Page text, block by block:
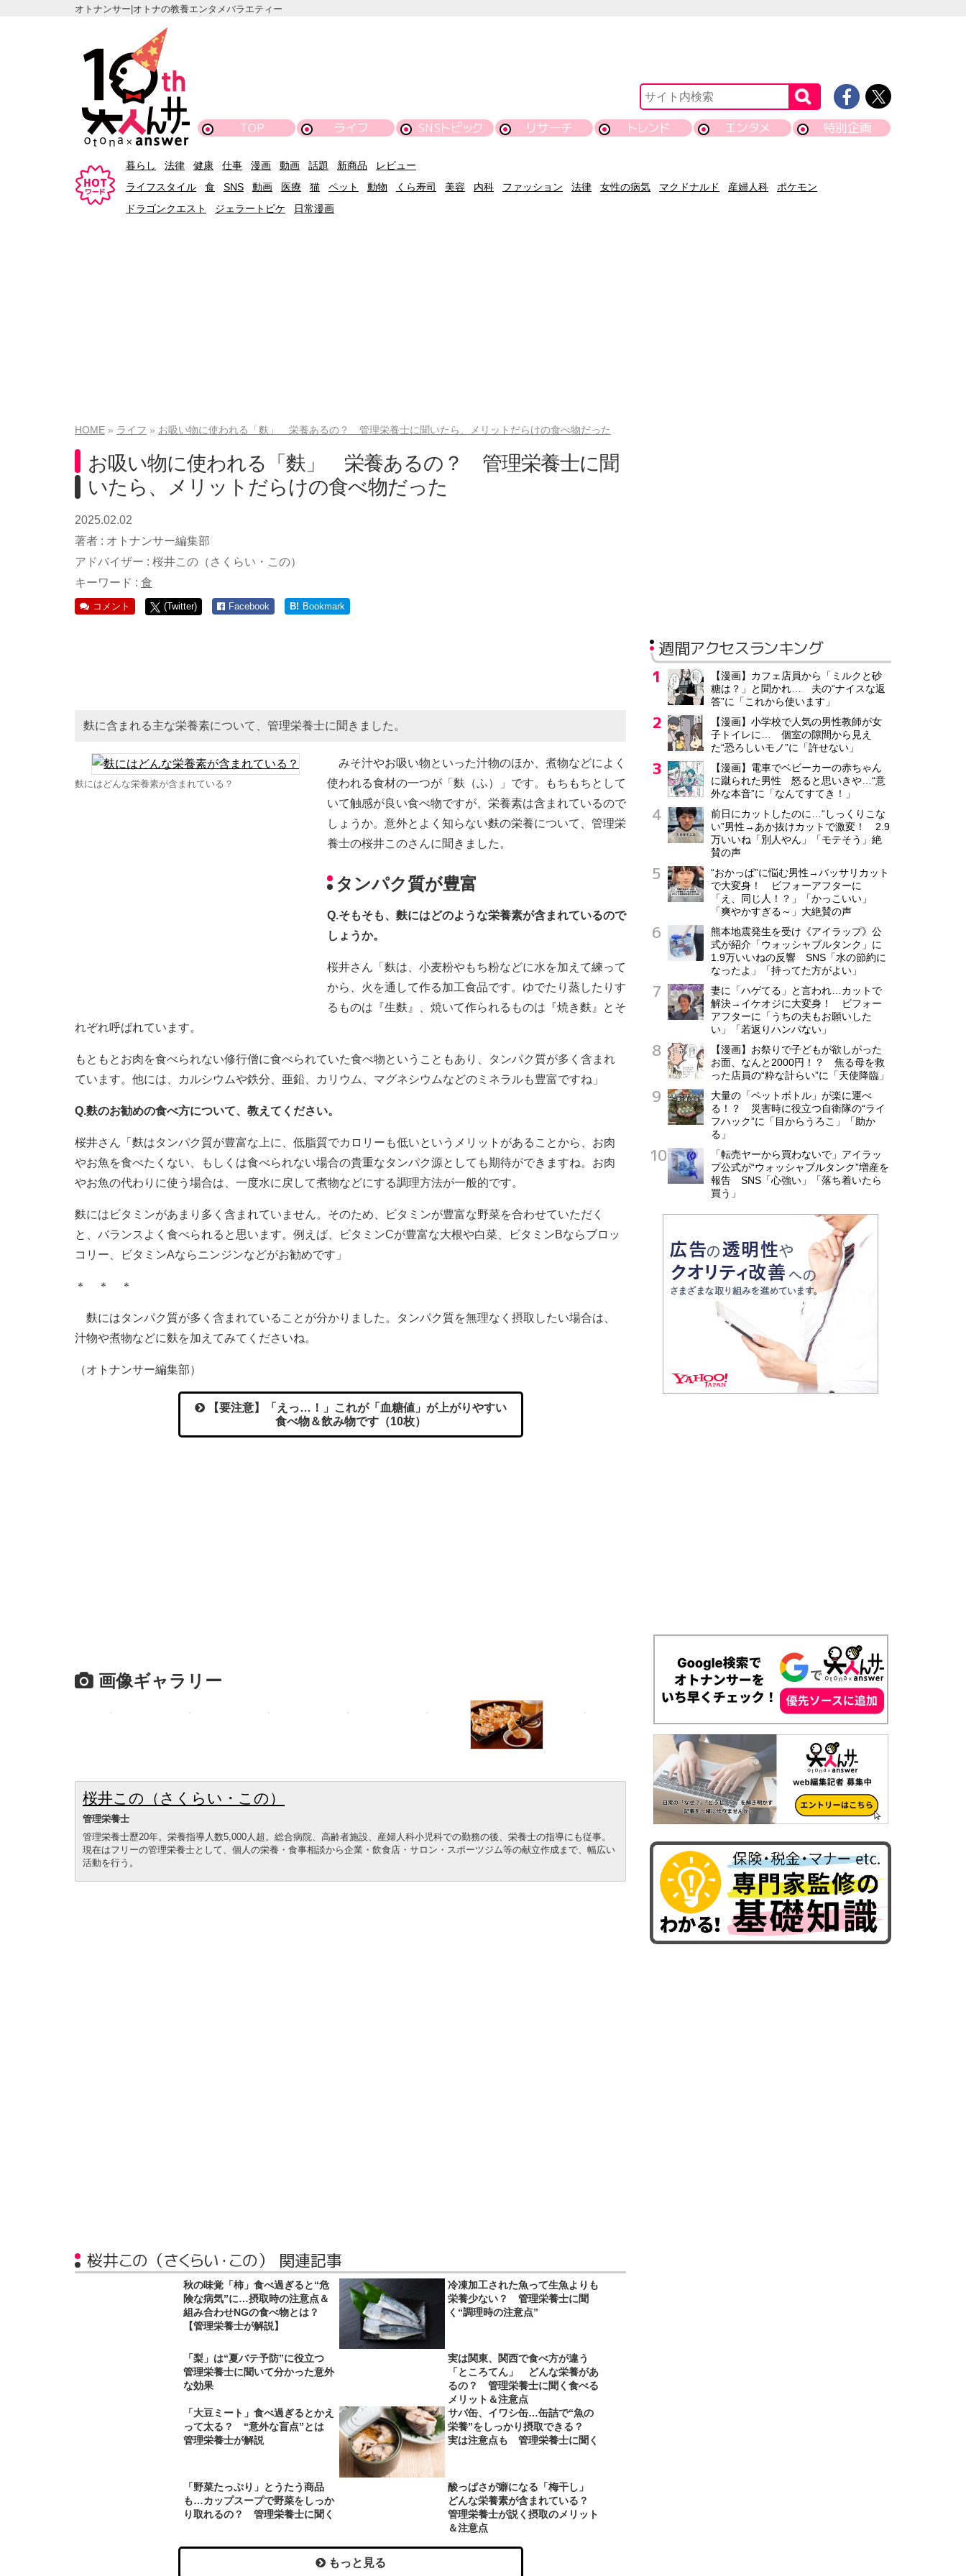
オトナンサー|オトナの教養エンタメバラエティー
TOP ライフ SNSトピック リサーチ トレンド エンタメ 特別企画
暮らし 法律 健康 仕事 漫画 動画 話題 新商品
レビュー
ライフスタイル
食 SNS 動画 医療 猫 ペット 動物 くら寿司 美容 内科 ファッション 法律 女性の病気 マクドナルド 産婦人科
ポケモン
ドラゴンクエスト
ジェラートピケ 日常漫画
HOME ライフ お吸い物に使われる「麩」 栄養あるの？ 管理栄養士に聞いたら、メリットだらけの食べ物だった
お吸い物に使われる「麩」 栄養あるの？ 管理栄養士に聞
いたら、メリットだらけの食べ物だった
2025.02.02
著者 : オトナンサー編集部
アドバイザー : 桜井この（さくらい・この）
キーワード : 食
コメント (Twitter) Facebook B! Bookmark
麩に含まれる主な栄養素について、管理栄養士に聞きました。
麩にはどんな栄養素が含まれている？
みそ汁やお吸い物といった汁物のほか、煮物などによく
使われる食材の一つが「麩（ふ）」です。もちもちとして
いて触感が良い食べ物ですが、栄養素は含まれているので
しょうか。意外とよく知らない麩の栄養について、管理栄
養士の桜井このさんに聞きました。
タンパク質が豊富
Q.そもそも、麩にはどのような栄養素が含まれているので
しょうか。
桜井さん「麩は、小麦粉やもち粉などに水を加えて練って
から、火を通して作る加工食品です。ゆでたり蒸したりす
るものは『生麩』、焼いて作られるものは『焼き麩』とそ
れぞれ呼ばれています。
もともとお肉を食べられない修行僧に食べられていた食べ物ということもあり、タンパク質が多く含まれ
ています。他には、カルシウムや鉄分、亜鉛、カリウム、マグネシウムなどのミネラルも豊富ですね」
Q.麩のお勧めの食べ方について、教えてください。
桜井さん「麩はタンパク質が豊富な上に、低脂質でカロリーも低いというメリットがあることから、お肉
やお魚を食べたくない、もしくは食べられない場合の貴重なタンパク源としても期待ができますね。お肉
やお魚の代わりに使う場合は、一度水に戻して煮物などにする調理方法が一般的です。
麩にはビタミンがあまり多く含まれていません。そのため、ビタミンが豊富な野菜を合わせていただく
と、バランスよく食べられると思います。例えば、ビタミンCが豊富な大根や白菜、ビタミンBならブロッ
コリー、ビタミンAならニンジンなどがお勧めです」
＊ ＊ ＊
麩にはタンパク質が多く含まれていることが分かりました。タンパク質を無理なく摂取したい場合は、
汁物や煮物などに麩を加えてみてくださいね。
（オトナンサー編集部）
【要注意】「えっ…！」これが「血糖値」が上がりやすい
食べ物＆飲み物です（10枚）
画像ギャラリー
桜井この（さくらい・この）
管理栄養士
管理栄養士歷20年。栄養指導人数5,000人超。総合病院、高齢者施設、産婦人科小児科での勤務の後、栄養士の指導にも従事。
現在はフリーの管理栄養士として、個人の栄養・食事相談から企業・飲食店・サロン・スポーツジム等の献立作成まで、幅広い
活動を行う。
桜井この（さくらい・この） 関連記事
秋の味覚「柿」食べ過ぎると“危
険な病気”に…摂取時の注意点＆
組み合わせNGの食べ物とは？
【管理栄養士が解説】
冷凍加工された魚って生魚よりも
栄養少ない？ 管理栄養士に聞
く“調理時の注意点”
「梨」は“夏バテ予防”に役立つ
管理栄養士に聞いて分かった意外
な効果
実は関東、関西で食べ方が違う
「ところてん」 どんな栄養があ
るの？ 管理栄養士に聞く食べる
メリット＆注意点
「大豆ミート」食べ過ぎるとかえ
って太る？ “意外な盲点”とは
管理栄養士が解説
サバ缶、イワシ缶…缶詰で“魚の
栄養”をしっかり摂取できる？
実は注意点も 管理栄養士に聞く
「野菜たっぷり」とうたう商品
も…カップスープで野菜をしっか
り取れるの？ 管理栄養士に聞く
酸っぱさが癖になる「梅干し」
どんな栄養素が含まれている？
管理栄養士が説く摂取のメリット
＆注意点
もっと見る
週間アクセスランキング
【漫画】カフェ店員から「ミルクと砂
糖は？」と聞かれ… 夫の“ナイスな返
答”に「これから使います」
【漫画】小学校で人気の男性教師が女
子トイレに… 個室の隙間から見え
た“恐ろしいモノ”に「許せない」
【漫画】電車でベビーカーの赤ちゃん
に蹴られた男性 怒ると思いきや…“意
外な本音”に「なんてすてき！」
前日にカットしたのに…“しっくりこな
い”男性→あか抜けカットで激変！ 2.9
万いいね「別人やん」「モテそう」絶
賛の声
“おかっぱ”に悩む男性→バッサリカット
で大変身！ ビフォーアフターに
「え、同じ人！？」「かっこいい」
「爽やかすぎる～」大絶賛の声
熊本地震発生を受け《アイラップ》公
式が紹介「ウォッシャブルタンク」に
1.9万いいねの反響 SNS「水の節約に
なったよ」「持ってた方がよい」
妻に「ハゲてる」と言われ…カットで
解決→イケオジに大変身！ ビフォー
アフターに「うちの夫もお願いした
い」「若返りハンパない」
【漫画】お祭りで子どもが欲しがった
お面、なんと2000円！？ 焦る母を救
った店員の“粋な計らい”に「天使降臨」
大量の「ペットボトル」が楽に運べ
る！？ 災害時に役立つ自衛隊の“ライ
フハック”に「目からうろこ」「助か
る」
「転売ヤーから買わないで」アイラッ
プ公式が“ウォッシャブルタンク”増産を
報告 SNS「心強い」「落ち着いたら
買う」